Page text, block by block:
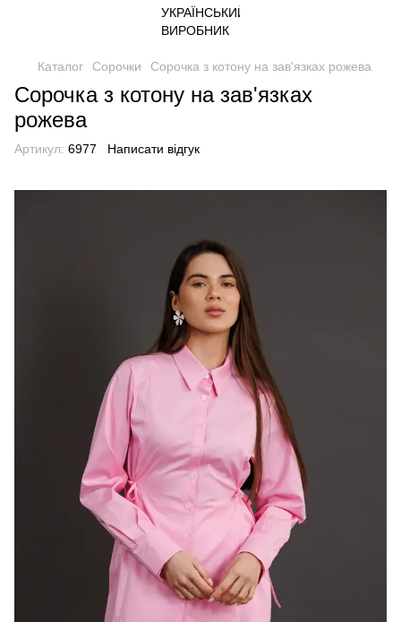
Каталог Сорочки Сорочка з котону на зав'язках рожева
Сорочка з котону на зав'язках
рожева
Артикул: 6977 Написати відгук